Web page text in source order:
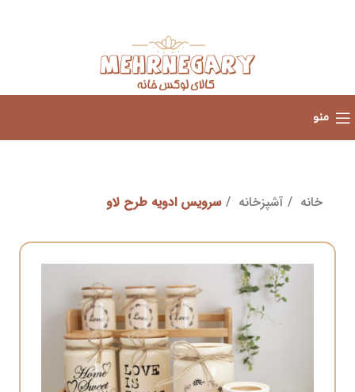
منو
خانه آشپزخانه سرویس ادویه طرح لاو